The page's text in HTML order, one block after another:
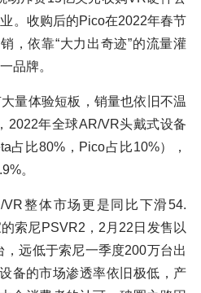
。收购后的Pico在2022年春节
，依靠“大力出奇迹”的流量灌
品牌。
量体验短板，销量也依旧不温
2022年全球AR/VR头戴式设备
占比80%，Pico占比10%），
。
整体市场更是同比下滑54.
索尼PSVR2，2月22日发售以
远低于索尼一季度200万台出
备的市场渗透率依旧极低，产